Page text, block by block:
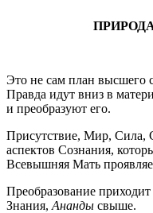
Это не сам план высшего
Правда идут вниз в
и преоб­разуют его.
Присутствие, Мир, Сила,
аспектов Сознания,
Всевышняя Мать
Преобразование
Знания, Ананды свыше.